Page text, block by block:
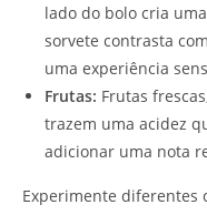
lado do bolo cria
sorvete contrasta
uma experiência
Frutas: Frutas
trazem uma acidez
adicionar uma nota
Experimente diferentes